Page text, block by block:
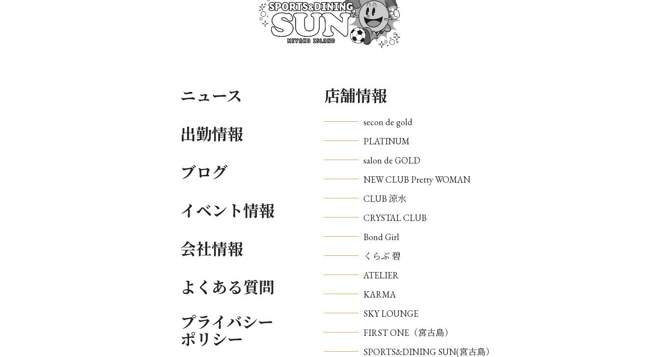
ニュース
出勤情報
ブログ
イベント情報
会社情報
よくある質問
プライバシー
ポリシー
店舗情報
secon de gold
PLATINUM
salon de GOLD
NEW CLUB Pretty WOMAN
CLUB 涼水
CRYSTAL CLUB
Bond Girl
くらぶ 碧
ATELIER
KARMA
SKY LOUNGE
FIRST ONE（宮古島）
SPORTS&DINING SUN(宮古島）